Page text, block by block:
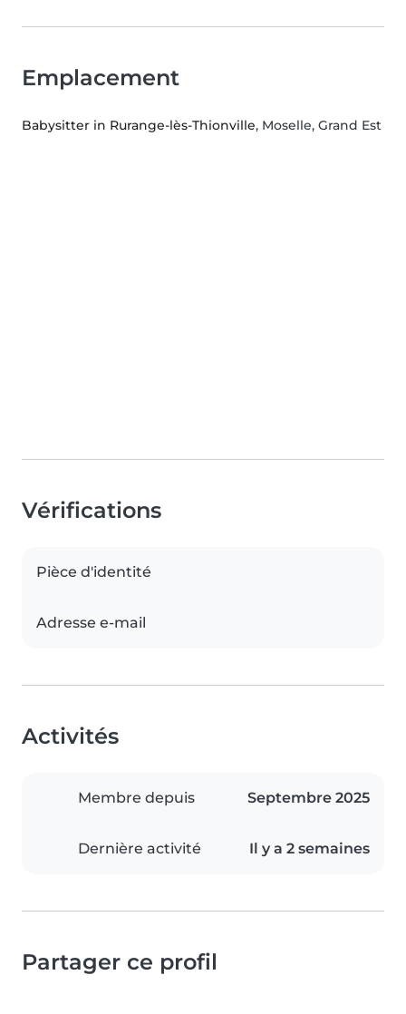
Emplacement
Babysitter in Rurange-lès-Thionville, Moselle, Grand Est
Vérifications
Pièce d'identité
Adresse e-mail
Activités
Membre depuis Septembre 2025
Dernière activité Il y a 2 semaines
Partager ce profil